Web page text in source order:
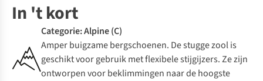
In 't kort
Categorie: Alpine (C)
Amper buigzame bergschoenen. De stugge zool is
geschikt voor gebruik met flexibele stijgijzers. Ze zijn
ontworpen voor beklimmingen naar de hoogste